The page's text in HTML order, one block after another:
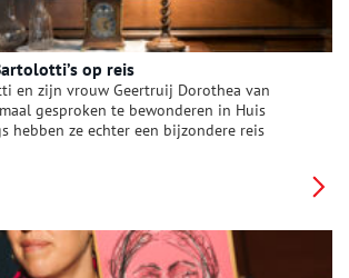
op reis
en zijn vrouw Geertruij Dorothea van
gesproken te bewonderen in Huis
hebben ze echter een bijzondere reis
Women Artists from Antwerp to